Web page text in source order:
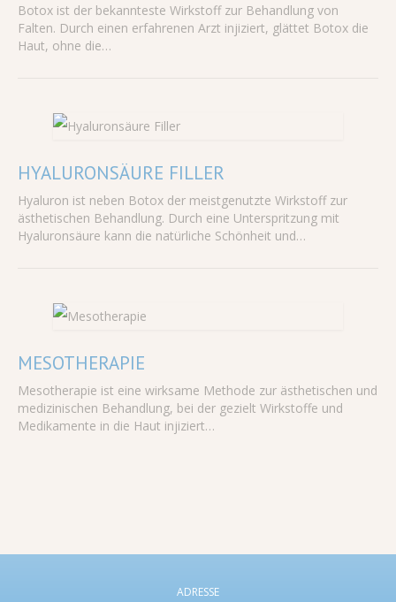
Botox ist der bekannteste Wirkstoff zur Behandlung von
Falten. Durch einen erfahrenen Arzt injiziert, glättet Botox die
Haut, ohne die…
HYALURONSÄURE FILLER
Hyaluron ist neben Botox der meistgenutzte Wirkstoff zur
ästhetischen Behandlung. Durch eine Unterspritzung mit
Hyaluronsäure kann die natürliche Schönheit und…
MESOTHERAPIE
Mesotherapie ist eine wirksame Methode zur ästhetischen und
medizinischen Behandlung, bei der gezielt Wirkstoffe und
Medikamente in die Haut injiziert…
ADRESSE